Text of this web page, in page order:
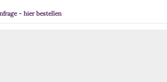
- hier bestellen